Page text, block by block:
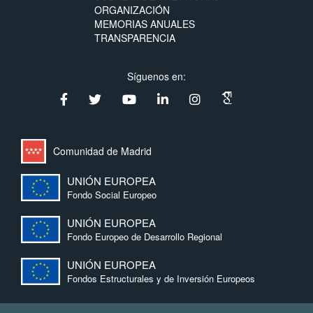
ORGANIZACIÓN
MEMORIAS ANUALES
TRANSPARENCIA
Síguenos en:
Comunidad de Madrid
UNIÓN EUROPEA
Fondo Social Europeo
UNIÓN EUROPEA
Fondo Europeo de Desarrollo Regional
UNIÓN EUROPEA
Fondos Estructurales y de Inversión Europeos